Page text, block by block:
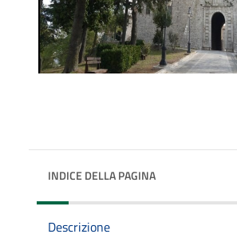
INDICE DELLA PAGINA
Descrizione